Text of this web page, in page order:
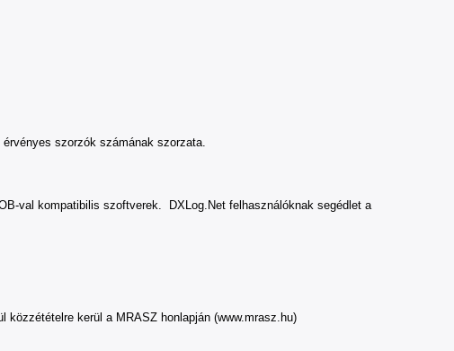
szorzók számának szorzata.
val kompatibilis szoftverek. DXLog.Net felhasználóknak segédlet a
kerül a MRASZ honlapján (www.mrasz.hu)